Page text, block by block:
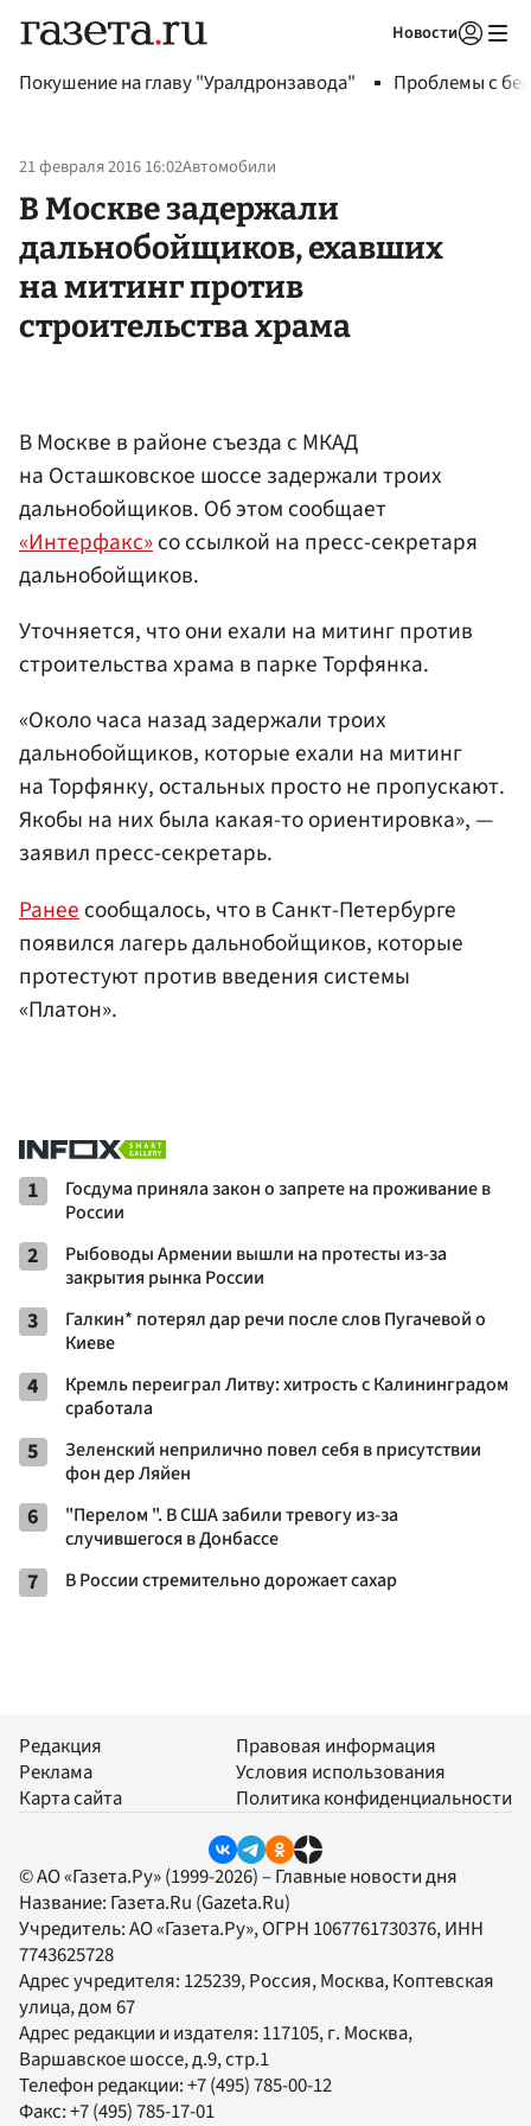
Новости
Покушение на главу "Уралдронзавода" Проблемы с
21 февраля 2016 16:02Автомобили
В Москве задержали
дальнобойщиков, ехавших
на митинг против
строительства храма
В Москве в районе съезда с МКАД
на Осташковское шоссе задержали троих
дальнобойщиков. Об этом сообщает
«Интерфакс»со ссылкой на пресс-секретаря
дальнобойщиков.
Уточняется, что они ехали на митинг против
строительства храма в парке Торфянка.
«Около часа назад задержали троих
дальнобойщиков, которые ехали на митинг
на Торфянку, остальных просто не пропускают.
Якобы на них была какая-то ориентировка», —
заявил пресс-секретарь.
Ранее сообщалось, что в Санкт-Петербурге
появился лагерь дальнобойщиков, которые
протестуют против введения системы
«Платон».
1
Госдума приняла закон о запрете на проживание в
России
2
Рыбоводы Армении вышли на протесты из-за
закрытия рынка России
3
Галкин* потерял дар речи после слов Пугачевой о
Киеве
4
Кремль переиграл Литву: хитрость с Калининградом
сработала
5
Зеленский неприлично повел cебя в присутствии
фон дер Ляйен
6
"Перелом ". В США забили тревогу из-за
случившегося в Донбассе
7 В России стремительно дорожает сахар
Редакция
Реклама
Карта сайта
Правовая информация
Условия использования
Политика конфиденциальности
© АО «Газета.Ру» (1999-2026) – Главные новости дня
Название: Газета.Ru (Gazeta.Ru)
Учредитель:АО «Газета.Ру», ОГРН 1067761730376, ИНН
7743625728
Адрес учредителя: 125239, Россия, Москва, Коптевская
улица, дом 67
Адрес редакции и издателя: 117105, г. Москва,
Варшавское шоссе, д.9, стр.1
Телефон редакции:+7 (495) 785-00-12
Факс:+7 (495) 785-17-01